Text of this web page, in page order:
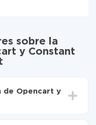
sobre la
y Constant
de Opencart y